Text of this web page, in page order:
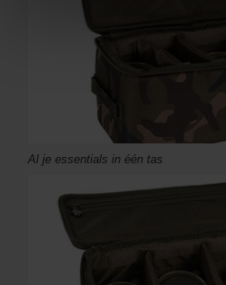
Al je essentials in één tas